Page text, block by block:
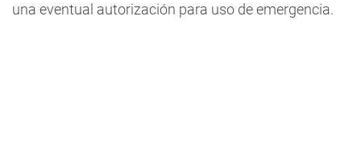
una eventual autorización para uso de emergencia.